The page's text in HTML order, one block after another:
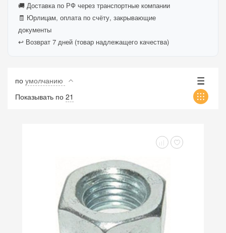
🚚 Доставка по РФ через транспортные компании
🧾 Юрлицам, оплата по счёту, закрывающие
документы
↩️ Возврат 7 дней (товар надлежащего качества)
по умолчанию
Показывать по 21